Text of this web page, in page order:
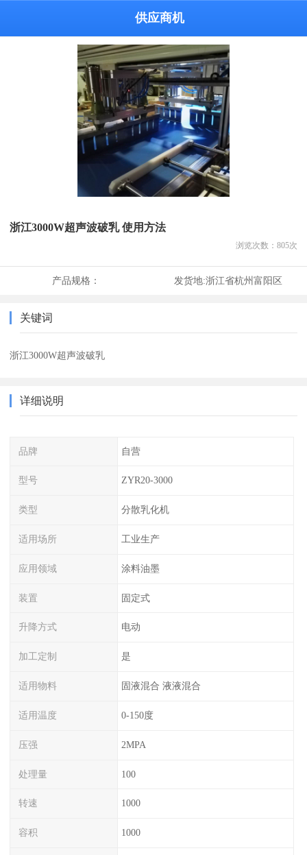
供应商机
浙江3000W超声波破乳 使用方法
浏览次数： 805次
产品规格： 发货地:浙江省杭州富阳区
关键词
浙江3000W超声波破乳
详细说明
品牌 自营
型号 ZYR20-3000
类型 分散乳化机
适用场所 工业生产
应用领域 涂料油墨
装置 固定式
升降方式 电动
加工定制 是
适用物料 固液混合 液液混合
适用温度 0-150度
压强 2MPA
处理量 100
转速 1000
容积 1000